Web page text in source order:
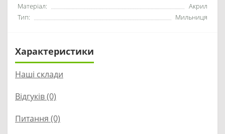
Матеріал:
Акрил
Тип:
Мильниця
Характеристики
Наші склади
Відгуків (0)
Питання (0)